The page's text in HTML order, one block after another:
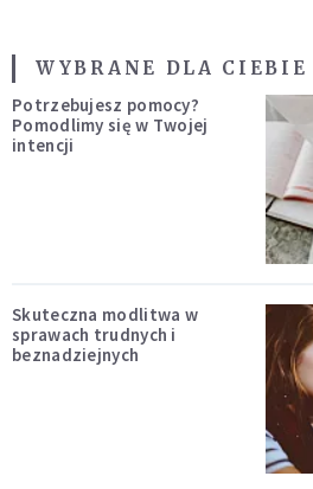
WYBRANE DLA CIEBIE
Potrzebujesz pomocy?
Pomodlimy się w Twojej
intencji
Skuteczna modlitwa w
sprawach trudnych i
beznadziejnych